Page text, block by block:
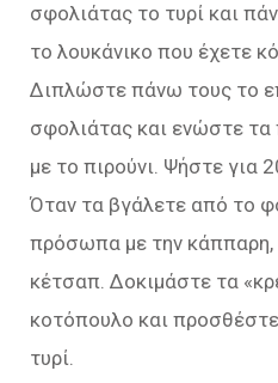
σφολιάτας το τυρί και
το λουκάνικο που έχετε
Διπλώστε πάνω τους το
σφολιάτας και ενώστε τα
με το πιρούνι. Ψήστε για
Όταν τα βγάλετε από το
πρόσωπα με την κάππαρη,
κέτσαπ. Δοκιμάστε τα
κοτόπουλο και
τυρί.